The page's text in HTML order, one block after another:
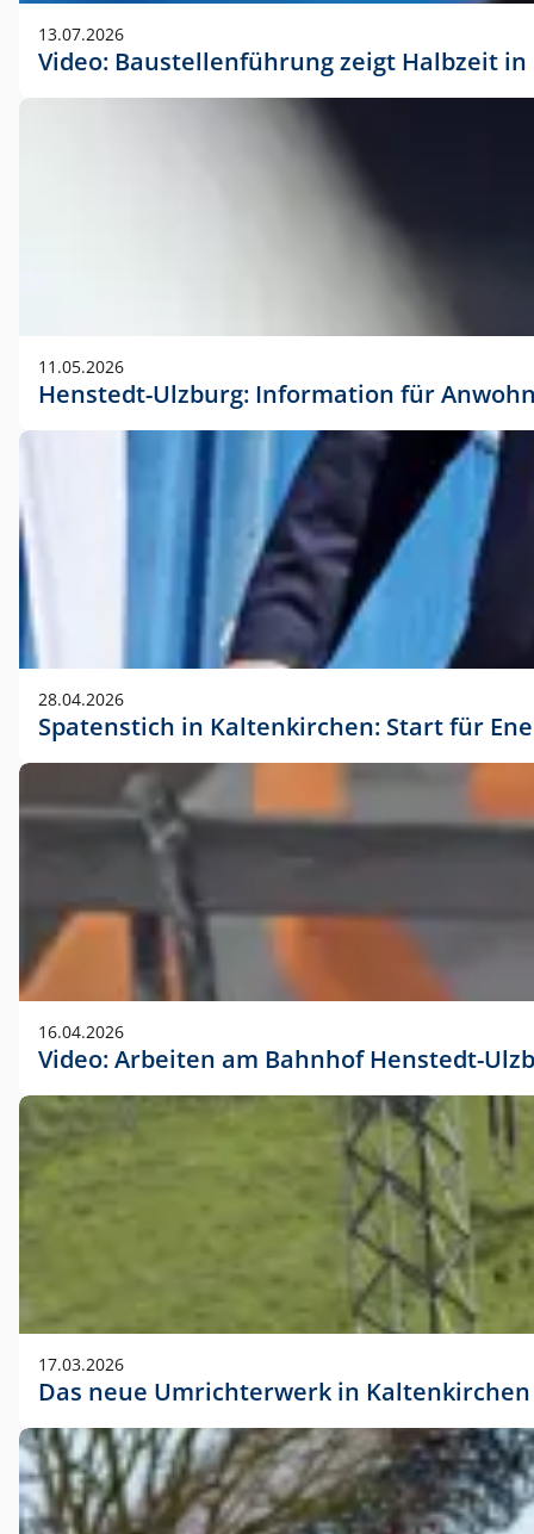
13.07.2026
Video: Baustellenführung zeigt Halbzeit
11.05.2026
Henstedt-Ulzburg: Information für
28.04.2026
Spatenstich in Kaltenkirchen: Start für
16.04.2026
Video: Arbeiten am Bahnhof Henstedt-
17.03.2026
Das neue Umrichterwerk in Kaltenkirchen